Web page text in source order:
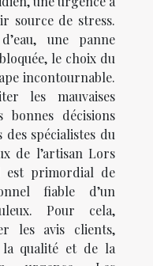
source de stress.
une panne
le choix du
incontournable.
les mauvaises
décisions
spécialistes du
de l’artisan Lors
est primordial de
fiable d’un
Pour cela,
les avis clients,
la qualité et de la